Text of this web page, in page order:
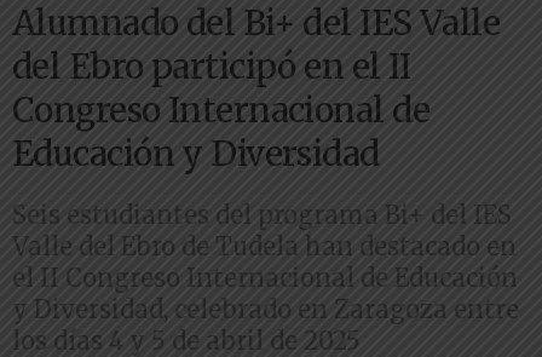
Alumnado del Bi+ del IES Valle
del Ebro participó en el II
Congreso Internacional de
Educación y Diversidad
Seis estudiantes del programa Bi+ del IES
Valle del Ebro de Tudela han destacado en
el II Congreso Internacional de Educación
y Diversidad, celebrado en Zaragoza entre
los días 4 y 5 de abril de 2025